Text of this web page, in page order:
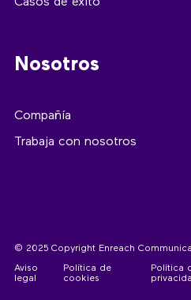
Nosotros
Compañía
Trabaja con nosotros
© 2025 Copyright Enreach
Aviso
legal
Política de
cookies
Política